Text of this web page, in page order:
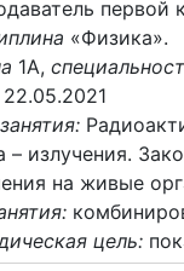
первой
«Физика».
1А,
22.05.2021
– излучения.
на живые
цель: